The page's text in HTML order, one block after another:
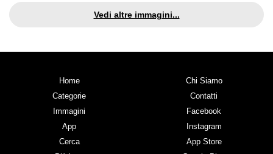
Vedi altre immagini...
Home
Categorie
Immagini
App
Cerca
Chi Siamo
Contatti
Facebook
Instagram
App Store